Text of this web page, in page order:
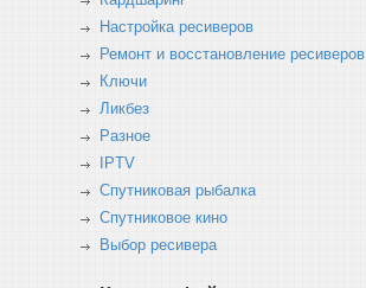
Настройка ресиверов
Ремонт и восстановление ресиверов
Ключи
Ликбез
Разное
IPTV
Спутниковая рыбалка
Спутниковое кино
Выбор ресивера